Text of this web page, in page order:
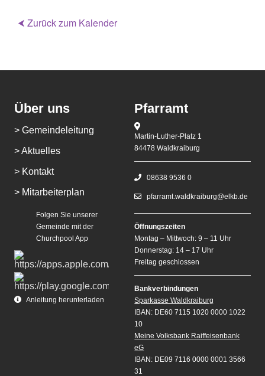
⮜ Zurück zum Kalender
Über uns
> Gemeindeleitung
> Aktuelles
> Kontakt
> Mitarbeiterplan
Folgen Sie unserer
Gemeinde mit der
Churchpool App
Anleitung herunterladen
Pfarramt
Martin-Luther-Platz 1
84478 Waldkraiburg
08638 9536 0
pfarramt.waldkraiburg@elkb.de
Öffnungszeiten
Montag – Mittwoch: 9 – 11 Uhr
Donnerstag: 14 – 17 Uhr
Freitag geschlossen
Bankverbindungen
Sparkasse Waldkraiburg
IBAN: DE60 7115 1020 0000 1022
10
Meine Volksbank Raiffeisenbank
eG
IBAN: DE09 7116 0000 0001 3566
31